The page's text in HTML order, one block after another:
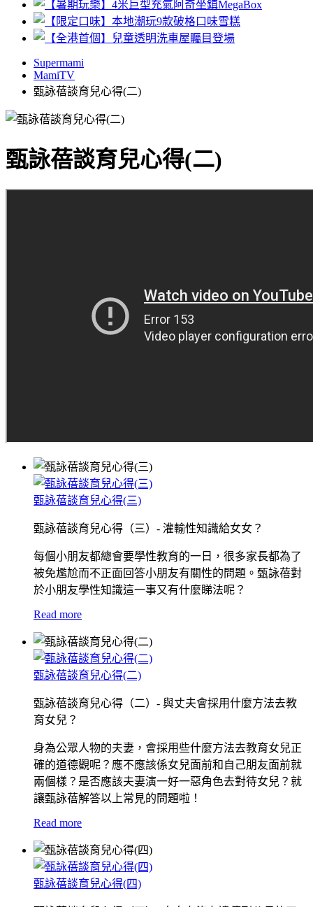
Supermami
MamiTV
甄詠蓓談育兒心得(二)
甄詠蓓談育兒心得(二)
甄詠蓓談育兒心得(三)
甄詠蓓談育兒心得（三）- 灌輸性知識給女女？
每個小朋友都總會要學性教育的一日，很多家長都為了
被免尷尬而不正面回答小朋友有關性的問題。甄詠蓓對
於小朋友學性知識這一事又有什麼睇法呢？
Read more
甄詠蓓談育兒心得(二)
甄詠蓓談育兒心得（二）- 與丈夫會採用什麼方法去教
育女兒？
身為公眾人物的夫妻，會採用些什麼方法去教育女兒正
確的道德觀呢？應不應該係女兒面前和自己朋友面前就
兩個樣？是否應該夫妻演一好一惡角色去對待女兒？就
讓甄詠蓓解答以上常見的問題啦！
Read more
甄詠蓓談育兒心得(四)